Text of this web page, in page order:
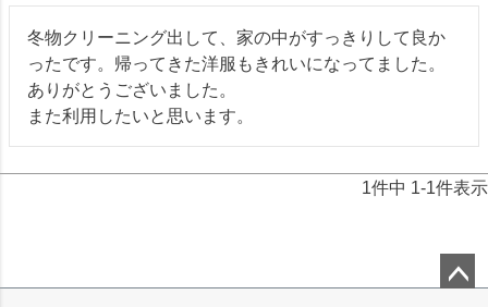
冬物クリーニング出して、家の中がすっきりして良か
ったです。帰ってきた洋服もきれいになってました。
ありがとうございました。
また利用したいと思います。
1件中 1-1件表示